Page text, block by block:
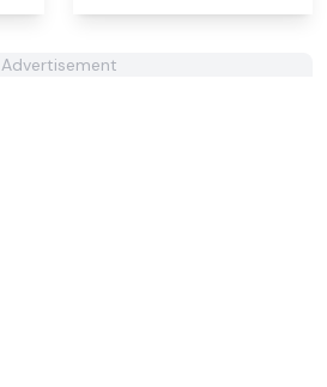
Advertisement